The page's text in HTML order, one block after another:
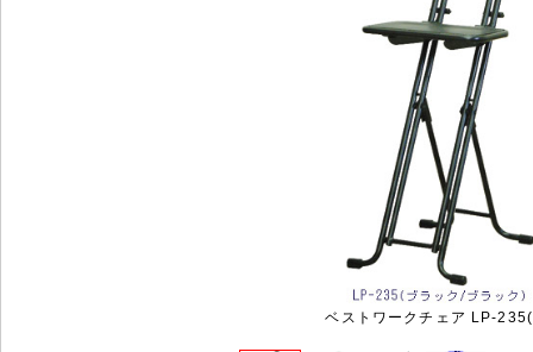
ベストワークチェア LP-